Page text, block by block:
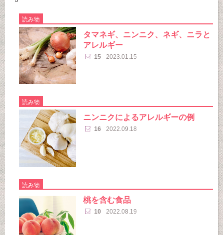
読み物
タマネギ、ニンニク、ネギ、ニラと
アレルギー
15 2023.01.15
読み物
ニンニクによるアレルギーの例
16 2022.09.18
読み物
桃を含む食品
10 2022.08.19